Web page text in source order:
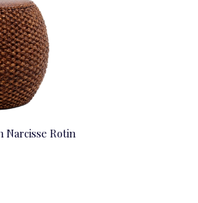
Narcisse Rotin